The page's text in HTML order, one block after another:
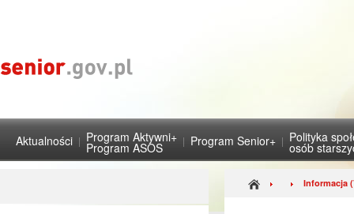
Aktualności Program Aktywni+
Program ASOS Program Senior+ Polityka
osób
Informacja